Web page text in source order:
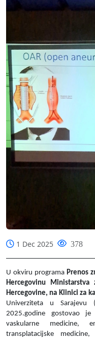
1 Dec 2025 378
U okviru programa Prenos
Hercegovinu
Hercegovine, na Klinici za
Univerziteta u Sarajevu
2025.godine gostovao
vaskularne medicine,
transplatacijske